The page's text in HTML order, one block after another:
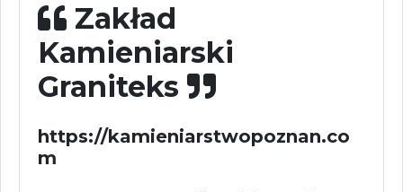
Zakład
Kamieniarski
Graniteks
https://kamieniarstwopoznan.co
m